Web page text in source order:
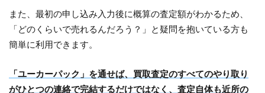
また、最初の申し込み入力後に概算の査定額がわかるため、
「どのくらいで売れるんだろう？」と疑問を抱いている方も
簡単に利用できます。
「ユーカーパック」を通せば、買取査定のすべてのやり取り
がひとつの連絡で完結するだけではなく、査定自体も近所の